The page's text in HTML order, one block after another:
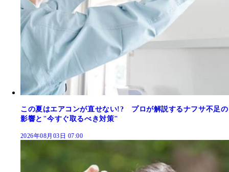
この夏はエアコンが直せない!? プロが解説するナフサ不足の
影響と"今すぐ取るべき対策"
2026年08月03日 07:00